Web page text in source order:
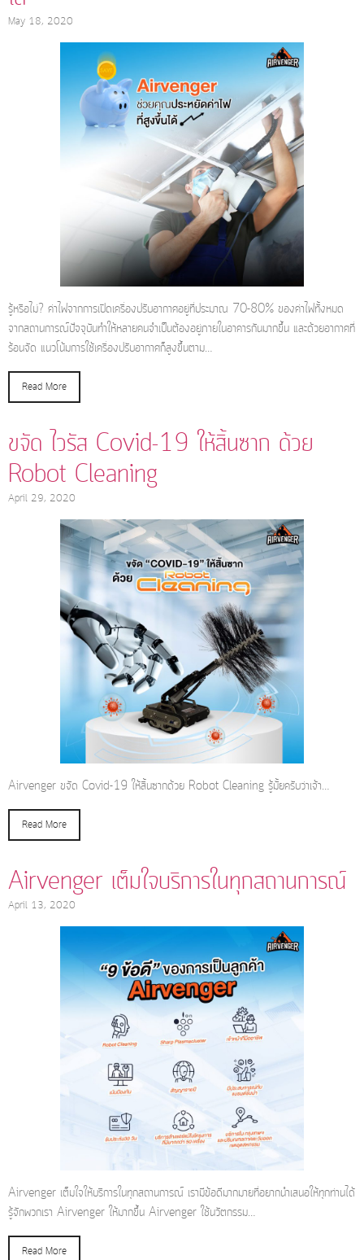
May 18, 2020
รู้หรือไม่? ค่าไฟจากการเปิดเครื่องปรับอากาศอยู่ที่ประมาณ 70-80% ของค่าไฟทั้งหมด
จากสถานการณ์ปัจจุบันทำให้หลายคนจำเป็นต้องอยู่ภายในอาคารกันมากขึ้น และด้วยอากาศที่
ร้อนจัด แนวโน้มการใช้เครื่องปรับอากาศก็สูงขึ้นตาม…
Read More
ขจัด ไวรัส Covid-19 ให้สิ้นซาก ด้วย
Robot Cleaning
April 29, 2020
Airvenger ขจัด Covid-19 ให้สิ้นซากด้วย Robot Cleaning รู้มั้ยครับว่าเจ้า…
Read More
Airvenger เต็มใจบริการในทุกสถานการณ์
April 13, 2020
Airvenger เต็มใจให้บริการในทุกสถานการณ์ เรามีข้อดีมากมายที่อยากนำเสนอให้ทุกท่านได้
รู้จักพวกเรา Airvenger ให้มากขึ้น Airvenger ใช้นวัตกรรม…
Read More